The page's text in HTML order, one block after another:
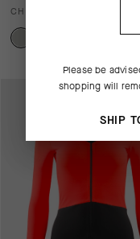
CHF. 209.00
Please be
shopping will
SHIP